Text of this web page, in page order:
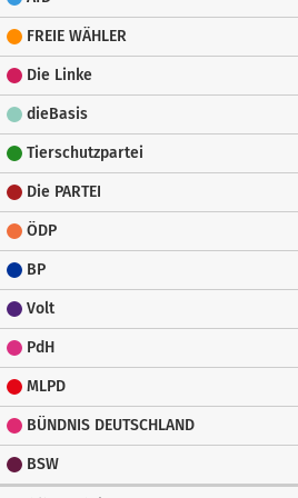
FREIE WÄHLER
Die Linke
dieBasis
Tierschutzpartei
Die PARTEI
ÖDP
BP
Volt
PdH
MLPD
BÜNDNIS DEUTSCHLAND
BSW